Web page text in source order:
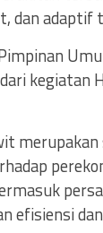
dan adaptif
kegiatan
efisiensi